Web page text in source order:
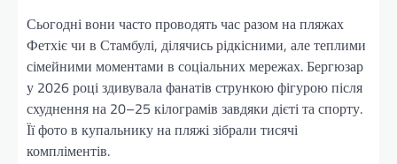
Сьогодні вони часто проводять час разом на пляжах
Фетхіє чи в Стамбулі, ділячись рідкісними, але теплими
сімейними моментами в соціальних мережах. Бергюзар
у 2026 році здивувала фанатів стрункою фігурою після
схуднення на 20–25 кілограмів завдяки дієті та спорту.
Її фото в купальнику на пляжі зібрали тисячі
компліментів.